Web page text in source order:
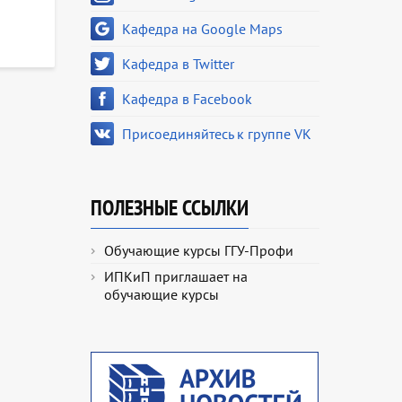
Кафедра на Google Maps
Кафедра в Twitter
Кафедра в Facebook
Присоединяйтесь к группе VK
ПОЛЕЗНЫЕ ССЫЛКИ
Обучающие курсы ГГУ-Профи
ИПКиП приглашает на
обучающие курсы